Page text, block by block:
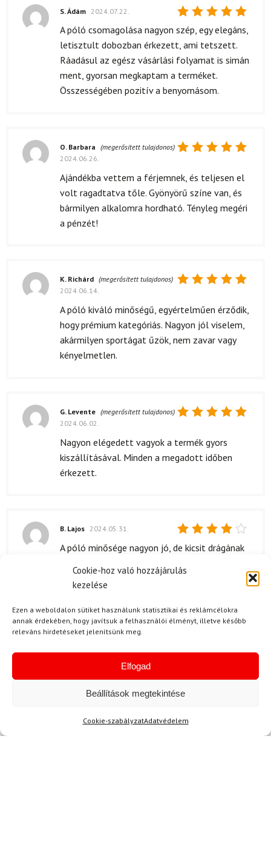
Cookie-hoz való hozzájárulás
kezelése
Ezen a weboldalon sütiket használunk statisztikai és reklámcélokra
annak érdekében, hogy javítsuk a felhasználói élményt, illetve később
releváns hirdetéseket jelenítsünk meg.
Elfogad
Beállítások megtekintése
Cookie-szabályzatAdatvédelem
Értékelés:
/ 5
S. Ádám 2024.07.22.
A póló csomagolása nagyon szép, egy elegáns,
letisztult dobozban érkezett, ami tetszett.
Ráadásul az egész vásárlási folyamat is simán
ment, gyorsan megkaptam a terméket.
Összességében pozitív a benyomásom.
5 / 5
O. Barbara (megerősített tulajdonos)
2024.06.26.
Ajándékba vettem a férjemnek, és teljesen el
volt ragadtatva tőle. Gyönyörű színe van, és
bármilyen alkalomra hordható. Tényleg megéri
a pénzét!
5/ 5
K. Richárd (megerősített tulajdonos)
2024.06.14.
A póló kiváló minőségű, egyértelműen érződik,
hogy prémium kategóriás. Nagyon jól viselem,
akármilyen sportágat űzök, nem zavar vagy
kényelmetlen.
5/ 5
G. Levente (megerősített tulajdonos)
2024.06.02.
Nagyon elégedett vagyok a termék gyors
kiszállításával. Minden a megadott időben
érkezett.
Értékelés:
B. Lajos 2024.05.31.
A póló minősége nagyon jó, de kicsit drágának
képest. 😊 Tetszik a szín és a fazon, de
Kérdése van?